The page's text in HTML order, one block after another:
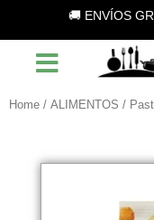
contenuto
🚚 ENVÍOS
Home / ALIMENTOS /